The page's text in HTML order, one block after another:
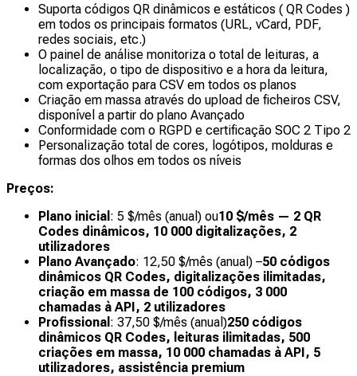
Suporta códigos QR dinâmicos e estáticos ( QR Codes )
em todos os principais formatos (URL, vCard, PDF,
redes sociais, etc.)
O painel de análise monitoriza o total de leituras, a
localização, o tipo de dispositivo e a hora da leitura,
com exportação para CSV em todos os planos
Criação em massa através do upload de ficheiros CSV,
disponível a partir do plano Avançado
Conformidade com o RGPD e certificação SOC 2 Tipo 2
Personalização total de cores, logótipos, molduras e
formas dos olhos em todos os níveis
Preços:
Plano inicial : 5 $/mês (anual) ou10 $/mês — 2 QR
Codes dinâmicos, 10 000 digitalizações, 2
utilizadores
Plano Avançado: 12,50 $/mês (anual) –50 códigos
dinâmicos QR Codes, digitalizações ilimitadas,
criação em massa de 100 códigos, 3 000
chamadas à API, 2 utilizadores
Profissional : 37,50 $/mês (anual)250 códigos
dinâmicos QR Codes, leituras ilimitadas, 500
criações em massa, 10 000 chamadas à API, 5
utilizadores, assistência premium